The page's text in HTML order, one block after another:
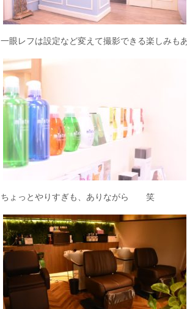
一眼レフは設定など変えて撮影できる楽しみも
ちょっとやりすぎも、ありながら 笑